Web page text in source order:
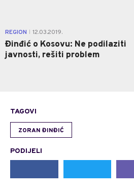
REGION 12.03.2019.
Đinđić o Kosovu: Ne podilaziti
javnosti, rešiti problem
TAGOVI
ZORAN ĐINĐIĆ
PODIJELI